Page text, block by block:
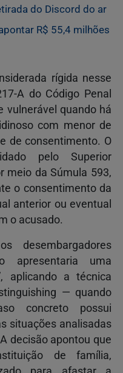
do Discord do ar
R$ 55,4 milhões
rígida nesse
A do Código Penal
vulnerável quando há
com menor de
de consentimento. O
pelo Superior
meio da Súmula 593,
o consentimento da
anterior ou eventual
o acusado.
desembargadores
apresentaria uma
aplicando a técnica
— quando
concreto possui
situações analisadas
decisão apontou que
de família,